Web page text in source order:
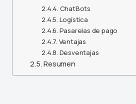
ChatBots
Logística
Pasarelas de pago
Ventajas
Desventajas
Resumen
Conecta tus tiendas (API,
Shopify, Wix, Tiendanube
y WooCommerce)
Bonos de saldo
Facturación automática